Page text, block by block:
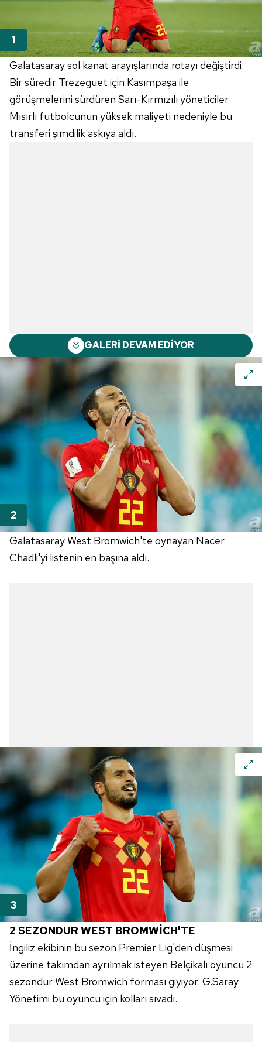
Galatasaray sol kanat arayışlarında rotayı değiştirdi.
Bir süredir Trezeguet için Kasımpaşa ile
görüşmelerini sürdüren Sarı-Kırmızılı yöneticiler
Mısırlı futbolcunun yüksek maliyeti nedeniyle bu
transferi şimdilik askıya aldı.
GALERİ DEVAM EDİYOR
Galatasaray West Bromwich'te oynayan Nacer
Chadli'yi listenin en başına aldı.
2 SEZONDUR WEST BROMWİCH'TE
İngiliz ekibinin bu sezon Premier Lig'den düşmesi
üzerine takımdan ayrılmak isteyen Belçikalı oyuncu 2
sezondur West Bromwich forması giyiyor. G.Saray
Yönetimi bu oyuncu için kolları sıvadı.